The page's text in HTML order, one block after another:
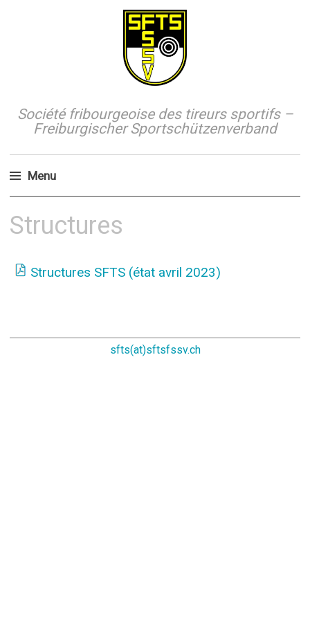
Société fribourgeoise des tireurs sportifs –
Freiburgischer Sportschützenverband
Menu
au
Structures
Structures SFTS (état avril 2023)
sfts(at)sftsfssv.ch